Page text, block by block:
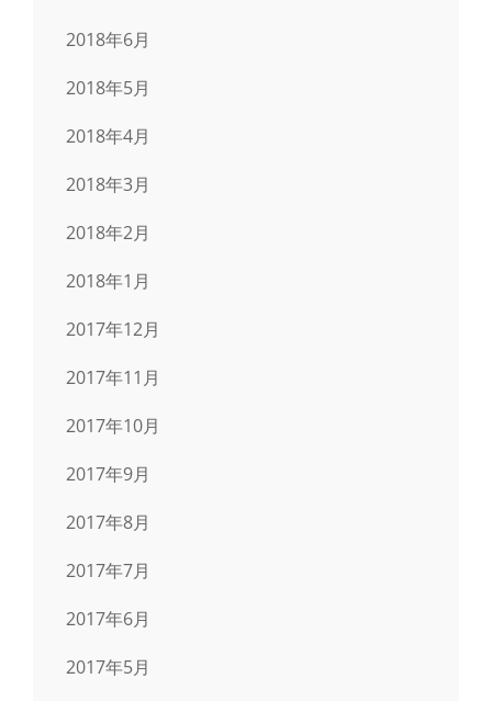
2018年6月
2018年5月
2018年4月
2018年3月
2018年2月
2018年1月
2017年12月
2017年11月
2017年10月
2017年9月
2017年8月
2017年7月
2017年6月
2017年5月